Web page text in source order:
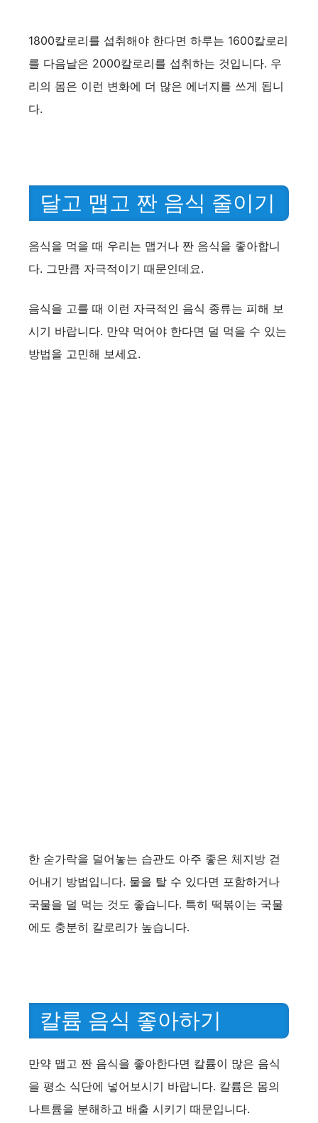
1800칼로리를 섭취해야 한다면 하루는 1600칼로리
를 다음날은 2000칼로리를 섭취하는 것입니다. 우
리의 몸은 이런 변화에 더 많은 에너지를 쓰게 됩니
다.
달고 맵고 짠 음식 줄이기
음식을 먹을 때 우리는 맵거나 짠 음식을 좋아합니
다. 그만큼 자극적이기 때문인데요.
음식을 고를 때 이런 자극적인 음식 종류는 피해 보
시기 바랍니다. 만약 먹어야 한다면 덜 먹을 수 있는
방법을 고민해 보세요.
한 숟가락을 덜어놓는 습관도 아주 좋은 체지방 걷
어내기 방법입니다. 물을 탈 수 있다면 포함하거나
국물을 덜 먹는 것도 좋습니다. 특히 떡볶이는 국물
에도 충분히 칼로리가 높습니다.
칼륨 음식 좋아하기
만약 맵고 짠 음식을 좋아한다면 칼륨이 많은 음식
을 평소 식단에 넣어보시기 바랍니다. 칼륨은 몸의
나트륨을 분해하고 배출 시키기 때문입니다.